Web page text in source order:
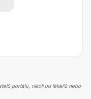
portálu, nikoli od lékařů nebo